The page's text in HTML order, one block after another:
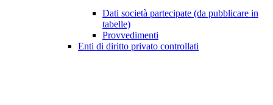
Dati società partecipate (da pubblicare in
tabelle)
Provvedimenti
Enti di diritto privato controllati